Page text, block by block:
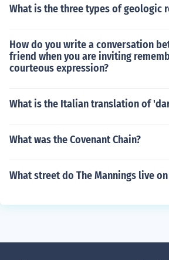
What is the three types of geologic
How do you write a conversation
friend when you are inviting
courteous expression?
What is the Italian translation of
What was the Covenant Chain?
What street do The Mannings live on